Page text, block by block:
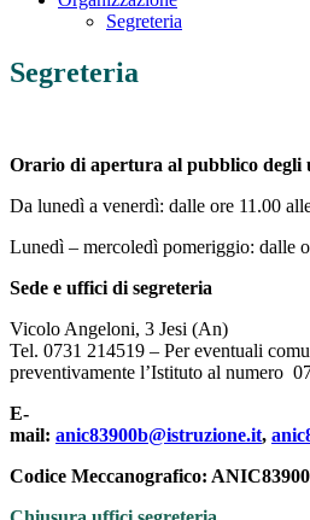
Segreteria
Segreteria
Orario di apertura al pubblico
Da lunedì a venerdì: dalle ore 11.00
Lunedì – mercoledì pomeriggio: dalle
Sede e uffici di segreteria
Vicolo Angeloni, 3 Jesi (An)
Tel. 0731 214519 – Per eventuali
preventivamente l’Istituto al numero
E-
mail: anic83900b@istruzione.it,
Codice Meccanografico: